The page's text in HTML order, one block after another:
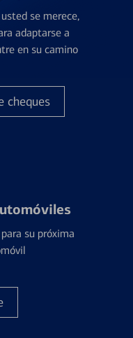
se merece,
adaptarse a
en su camino
cheques
su próxima